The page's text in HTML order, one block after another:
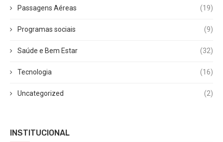
Passagens Aéreas (19)
Programas sociais (9)
Saúde e Bem Estar (32)
Tecnologia (16)
Uncategorized (2)
INSTITUCIONAL